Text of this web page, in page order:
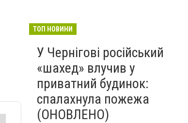
ТОП НОВИНИ
У Чернігові російський
«шахед» влучив у
приватний будинок:
спалахнула пожежа
(ОНОВЛЕНО)